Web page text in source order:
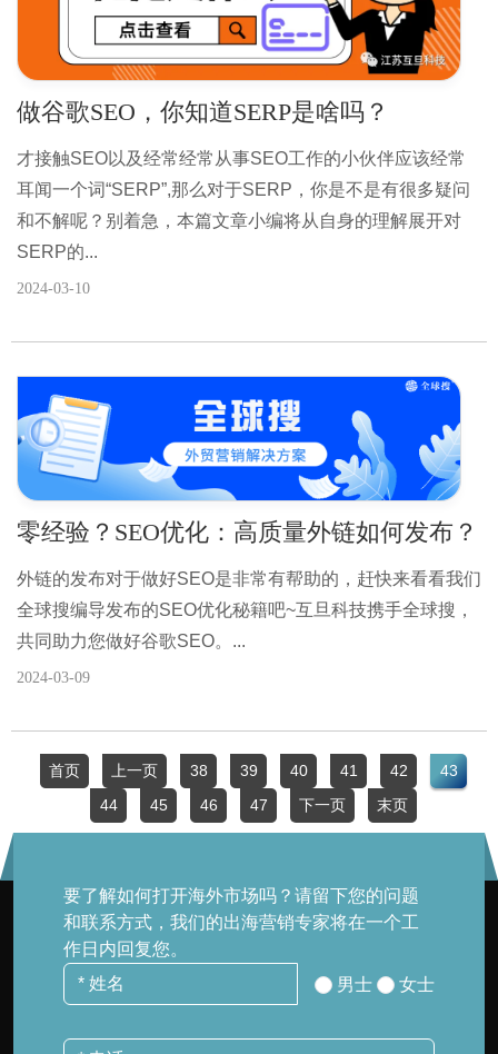
做谷歌SEO，你知道SERP是啥吗？
才接触SEO以及经常经常从事SEO工作的小伙伴应该经常
耳闻一个词“SERP”,那么对于SERP，你是不是有很多疑问
和不解呢？别着急，本篇文章小编将从自身的理解展开对
SERP的...
2024-03-10
零经验？SEO优化：高质量外链如何发布？
外链的发布对于做好SEO是非常有帮助的，赶快来看看我们
全球搜编导发布的SEO优化秘籍吧~互旦科技携手全球搜，
共同助力您做好谷歌SEO。...
2024-03-09
首页 上一页 38 39 40 41 42
43
44
45 46 47 下一页 末页
要了解如何打开海外市场吗？请留下您的问题
和联系方式，我们的出海营销专家将在一个工
作日内回复您。
男士
女士